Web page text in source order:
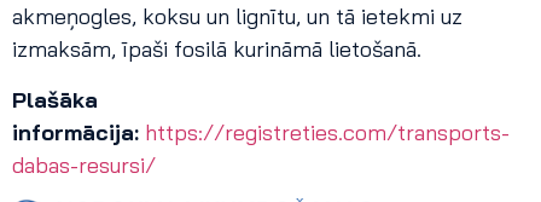
akmeņogles, koksu un lignītu, un tā ietekmi uz
izmaksām, īpaši fosilā kurināmā lietošanā.
Plašāka
informācija: https://registreties.com/transports-
dabas-resursi/